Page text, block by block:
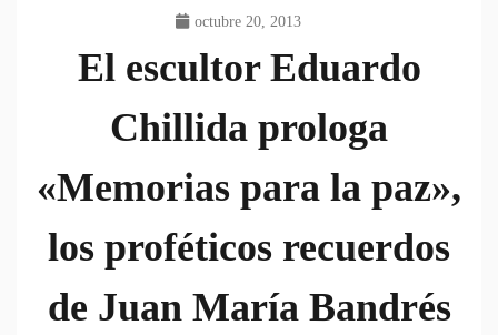
octubre 20, 2013
El escultor Eduardo
Chillida prologa
«Memorias para la paz»,
los proféticos recuerdos
de Juan María Bandrés